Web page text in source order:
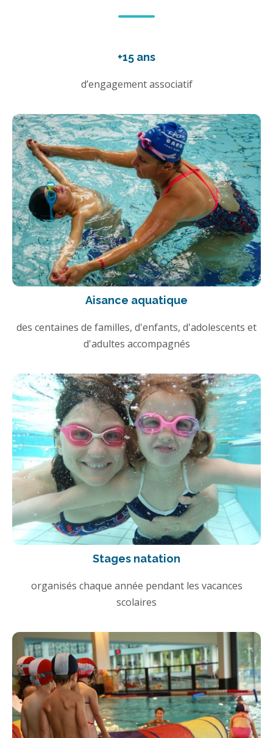
+15 ans
d’engagement associatif
Aisance aquatique
des centaines de familles, d'enfants, d'adolescents et
d'adultes accompagnés
Stages natation
organisés chaque année pendant les vacances
scolaires